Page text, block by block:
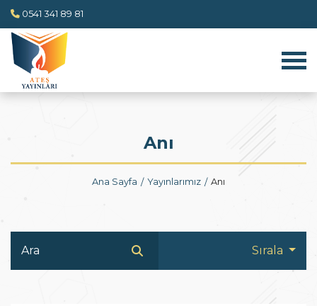
0541 341 89 81
Anı
Ana Sayfa Yayınlarımız Anı
Sırala